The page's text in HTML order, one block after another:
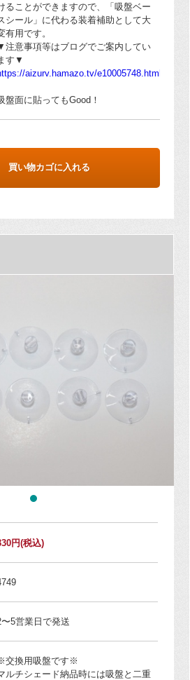
ることができますので、「吸盤ベー
シール」に代わる装着補助として大
有用です。
注意事項等はブログでご案内してい
す▼
aizurv.hamazo.tv/e10005748.html
盤面に貼ってもGood！
買い物カゴに入れる
円(税込)
〜5営業日で発送
交換用吸盤です※
ルチシェード納品時には吸盤と二重